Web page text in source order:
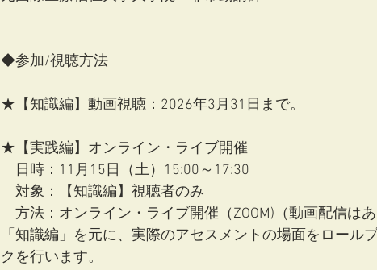
◆参加/視聴方法
★【知識編】動画視聴：2026年3月31日まで。
★【実践編】オンライン・ライブ開催
日時：11月15日（土）15:00～17:30
対象：【知識編】視聴者のみ
方法：オンライン・ライブ開催（ZOOM)（動画配信はあ
「知識編」を元に、実際のアセスメントの場面をロール
クを行います。